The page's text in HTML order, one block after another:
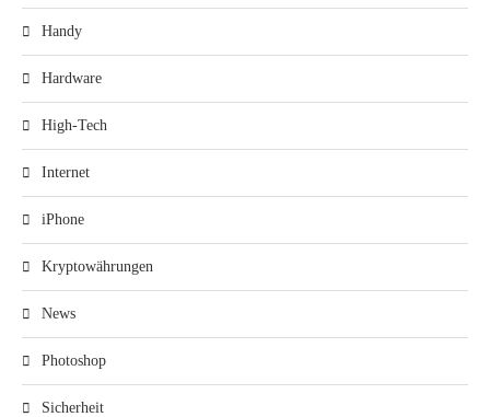
Handy
Hardware
High-Tech
Internet
iPhone
Kryptowährungen
News
Photoshop
Sicherheit